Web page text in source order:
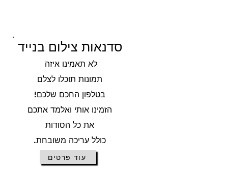
סדנאות צילום בנייד
לא תאמינו איזה
תמונות תוכלו לצלם
בטלפון החכם שלכם!
הזמינו אותי ואלמד אתכם
את כל הסודות
כולל עריכה משובחת.
עוד פרטים